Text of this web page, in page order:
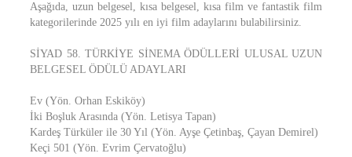
Aşağıda, uzun belgesel, kısa belgesel, kısa film ve fantastik film
kategorilerinde 2025 yılı en iyi film adaylarını bulabilirsiniz.
SİYAD 58. TÜRKİYE SİNEMA ÖDÜLLERİ ULUSAL UZUN
BELGESEL ÖDÜLÜ ADAYLARI
Ev (Yön. Orhan Eskiköy)
İki Boşluk Arasında (Yön. Letisya Tapan)
Kardeş Türküler ile 30 Yıl (Yön. Ayşe Çetinbaş, Çayan Demirel)
Keçi 501 (Yön. Evrim Çervatoğlu)